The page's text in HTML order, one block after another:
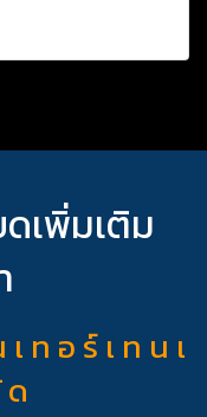
เพิ่มเติม
ท อ ร์ เ ท น เ